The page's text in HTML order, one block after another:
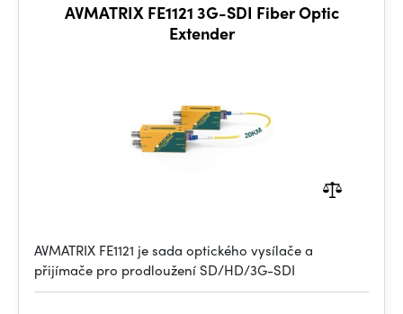
AVMATRIX FE1121 3G-SDI Fiber Optic
Extender
AVMATRIX FE1121 je sada optického vysílače a
přijímače pro prodloužení SD/HD/3G-SDI